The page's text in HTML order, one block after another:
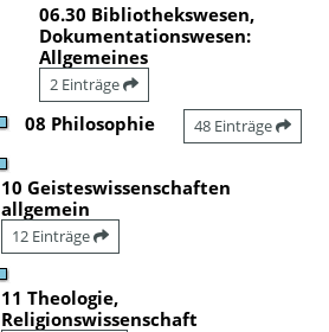
06.30 Bibliothekswesen,
Dokumentationswesen:
Allgemeines
2 Einträge
08 Philosophie 48 Einträge
10 Geisteswissenschaften
allgemein
12 Einträge
11 Theologie,
Religionswissenschaft